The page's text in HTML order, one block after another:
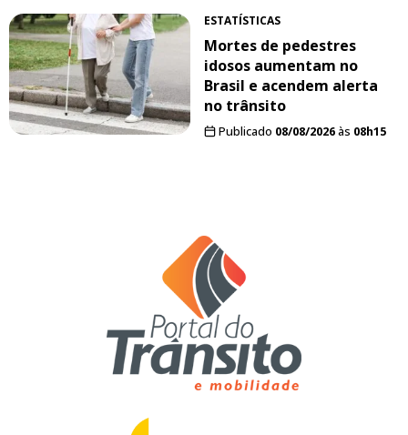
ESTATÍSTICAS
Mortes de pedestres
idosos aumentam no
Brasil e acendem alerta
no trânsito
Publicado 08/08/2026às 08h15